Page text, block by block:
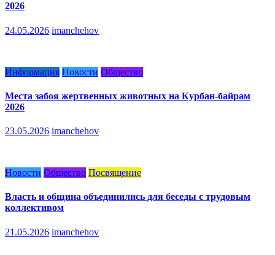
2026
24.05.2026 imanchehov
Информация Новости Общество
Места забоя жертвенных животных на Курбан-байрам
2026
23.05.2026 imanchehov
Новости Общество Посвящение
Власть и община объединились для беседы с трудовым
коллективом
21.05.2026 imanchehov